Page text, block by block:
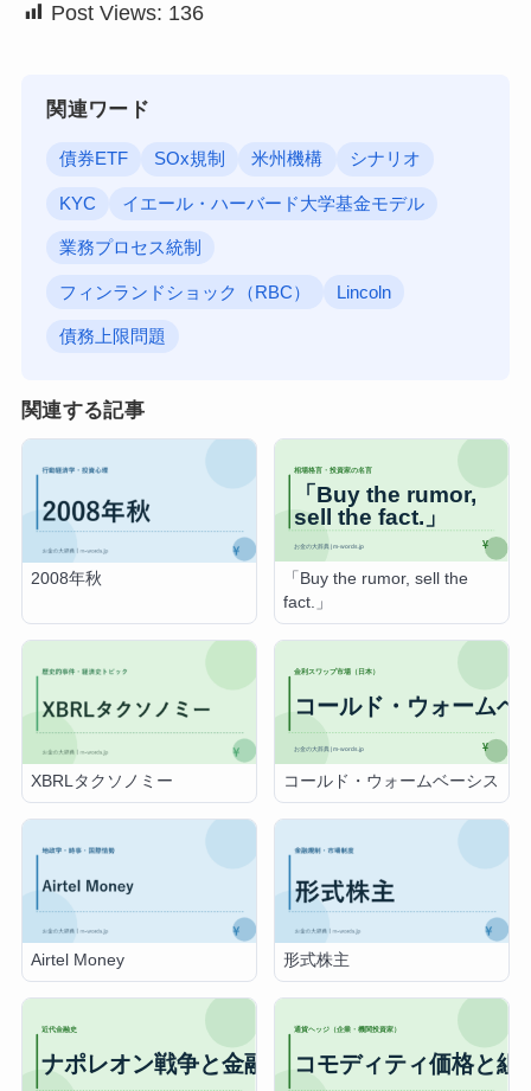
Post Views: 136
関連ワード
債券ETF SOx規制 米州機構 シナリオ
KYC イエール・ハーバード大学基金モデル
業務プロセス統制
フィンランドショック（RBC） Lincoln
債務上限問題
関連する記事
2008年秋
「Buy the rumor, sell the
fact.」
XBRLタクソノミー コールド・ウォームベーシス
Airtel Money 形式株主